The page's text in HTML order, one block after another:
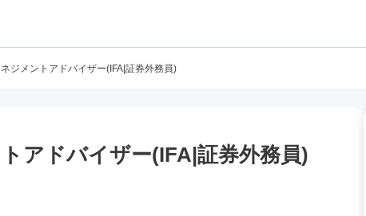
ジメントアドバイザー(IFA|証券外務員)
アドバイザー(IFA|証券外務員)